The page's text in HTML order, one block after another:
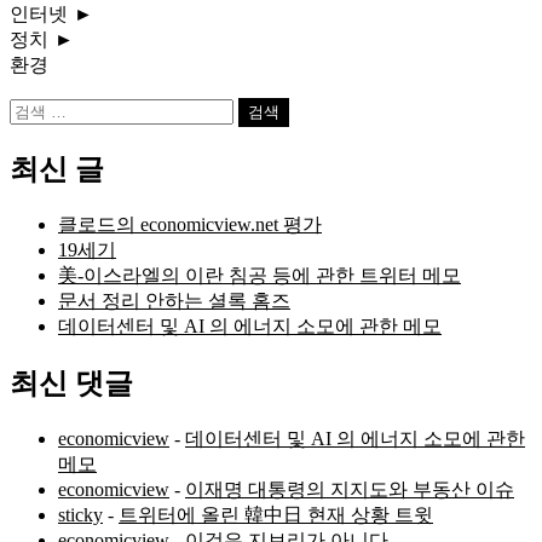
인터넷 ►
정치
►
환경
검
최신 글
클로드의 economicview.net 평가
19세기
美-이스라엘의 이란 침공 등에 관한 트위터 메모
문서 정리 안하는 셜록 홈즈
데이터센터 및 AI 의 에너지 소모에 관한 메모
최신 댓글
economicview - 데이터센터 및 AI 의 에너지 소모에 관한
메모
economicview - 이재명 대통령의 지지도와 부동산 이슈
sticky - 트위터에 올린 韓中日 현재 상황 트윗